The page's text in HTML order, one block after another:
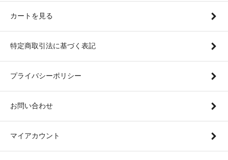
カートを見る
特定商取引法に基づく表記
プライバシーポリシー
お問い合わせ
マイアカウント